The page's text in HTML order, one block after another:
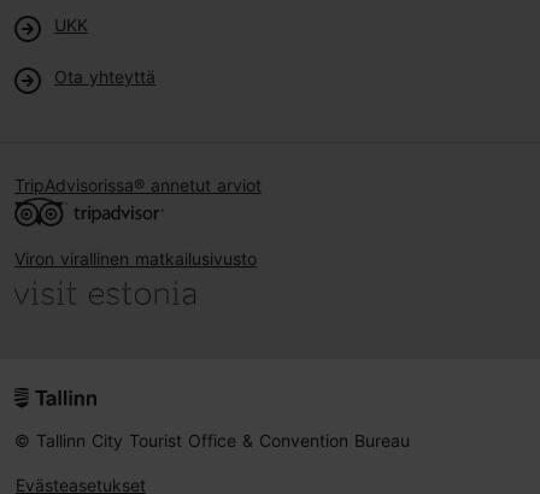
UKK
Ota yhteyttä
TripAdvisorissa® annetut arviot
Viron virallinen matkailusivusto
© Tallinn City Tourist Office & Convention Bureau
Evästeasetukset